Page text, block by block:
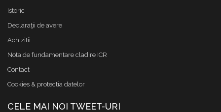
Istoric
Declaraţii de avere
Achizitii
Nota de fundamentare cladire ICR
Contact
Cookies & protectia datelor
CELE MAI NOI TWEET-URI